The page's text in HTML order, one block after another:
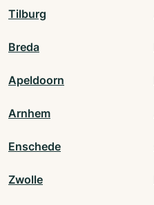
Tilburg
Breda
Apeldoorn
Arnhem
Enschede
Zwolle